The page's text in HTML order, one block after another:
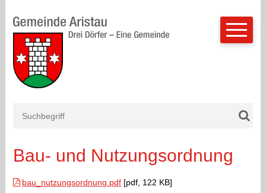
Suchbegriff
Bau- und Nutzungsordnung
bau_nutzungsordnung.pdf [pdf, 122 KB]